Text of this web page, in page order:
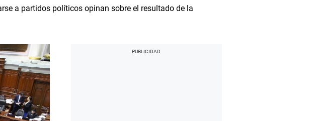
a partidos políticos opinan sobre el resultado de la